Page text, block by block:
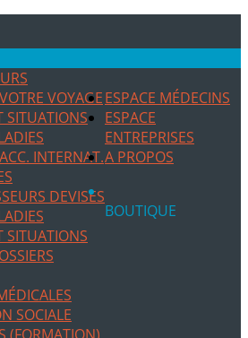
VOYAGE
SITUATIONS
INTERNAT.
DEVISES
ESPACE MÉDECINS
SITUATIONS
ESPACE
ENTREPRISES
SOCIALE
A PROPOS
BOUTIQUE